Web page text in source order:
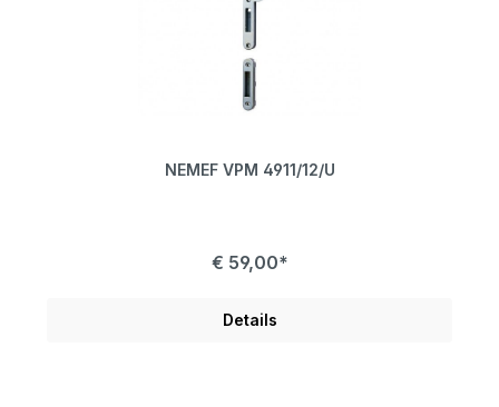
NEMEF VPM 4911/12/U
€ 59,00*
Details